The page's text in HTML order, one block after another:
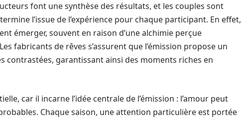
font une synthèse des résultats, et les couples sont
l’issue de l’expérience pour chaque participant. En effet,
émerger, souvent en raison d’une alchimie perçue
fabricants de rêves s’assurent que l’émission propose un
contrastées, garantissant ainsi des moments riches en
car il incarne l’idée centrale de l’émission : l’amour peut
Chaque saison, une attention particulière est portée